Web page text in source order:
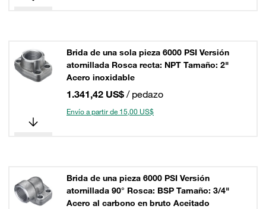
Brida de una sola pieza 6000 PSI Versión
atornillada Rosca recta: NPT Tamaño: 2"
Acero inoxidable
1.341,42 US$ / pedazo
Envío a partir de 15,00 US$
Brida de una pieza 6000 PSI Versión
atornillada 90° Rosca: BSP Tamaño: 3/4"
Acero al carbono en bruto Aceitado